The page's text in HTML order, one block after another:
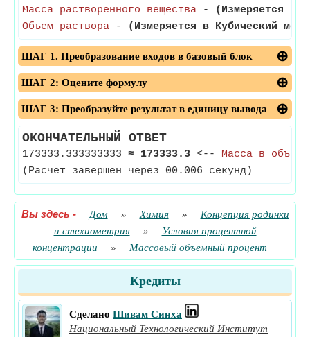
Масса растворенного вещества -
(Измеряется в
Объем раствора - (Измеряется в Кубический
ШАГ 1. Преобразование входов в базовый блок
ШАГ 2: Оцените формулу
ШАГ 3: Преобразуйте результат в единицу вывода
ОКОНЧАТЕЛЬНЫЙ ОТВЕТ
173333.333333333 ≈ 173333.3 <-- Масса в
(Расчет завершен через 00.006 секунд)
Вы здесь - Дом » Химия »
Концепция родинки
и стехиометрия
»
Условия процентной
концентрации
» Массовый объемный процент
Кредиты
Сделано Шивам Синха
Национальный Технологический Институт